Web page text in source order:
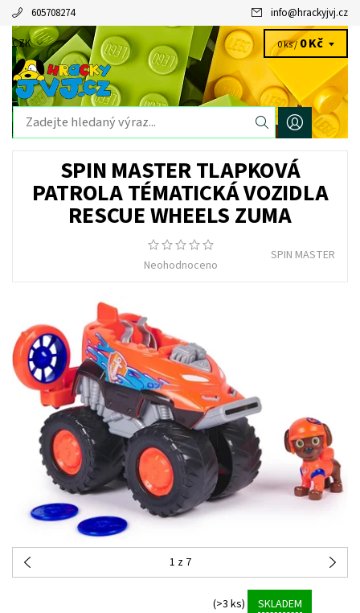
605708274 info@hrackyjvj.cz
CZK 0 ks /0 Kč
SPIN MASTER TLAPKOVÁ
PATROLA TÉMATICKÁ VOZIDLA
RESCUE WHEELS ZUMA
Neohodnoceno
SPIN MASTER
1 z 7
(>3 ks)
SKLADEM